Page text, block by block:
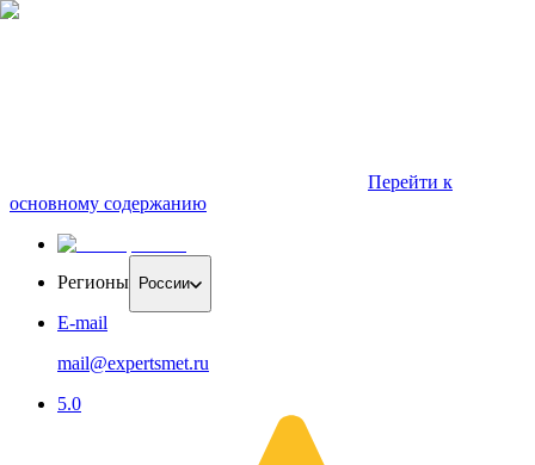
Перейти к
основному содержанию
Регионы России
E-mail
mail@expertsmet.ru
5.0